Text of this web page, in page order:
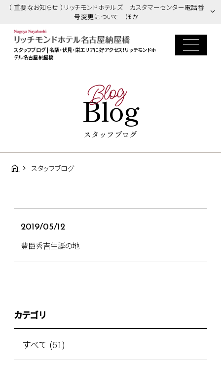
（ 重要なお知らせ ）リッチモンドホテルズ カスタマーセンター電話番
号変更について ほか
スタッフブログ | 名駅・伏見・栄エリアに好アクセス！リッチモンドホ
テル名古屋納屋橋
Blog
Blog
スタッフブログ
スタッフブログ
2019/05/12
豊臣秀吉生誕の地
カテゴリ
すべて (61)